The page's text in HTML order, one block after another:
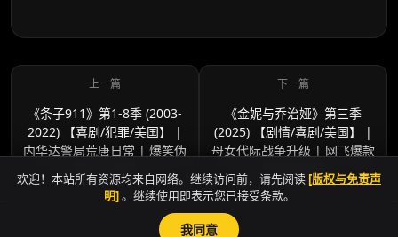
《条子911》第1-8季 (2003-
2022) 【喜剧/犯罪/美国】 |
内华达警局荒唐日常 | 爆笑伪
纪录片神剧
《金妮与乔治娅》第三季
(2025) 【剧情/喜剧/美国】 |
母女代际战争升级 | 网飞爆款
青春家庭剧
欢迎！本站所有资源均来自网络。继续访问前，请先阅读 [版权与免责声
明]。继续使用即表示您已接受条款。
我同意